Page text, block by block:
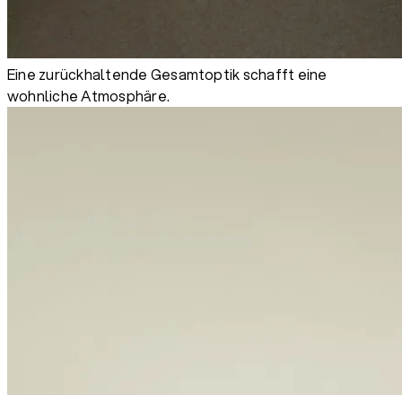
Eine zurückhaltende Gesamtoptik schafft eine
wohnliche Atmosphäre.